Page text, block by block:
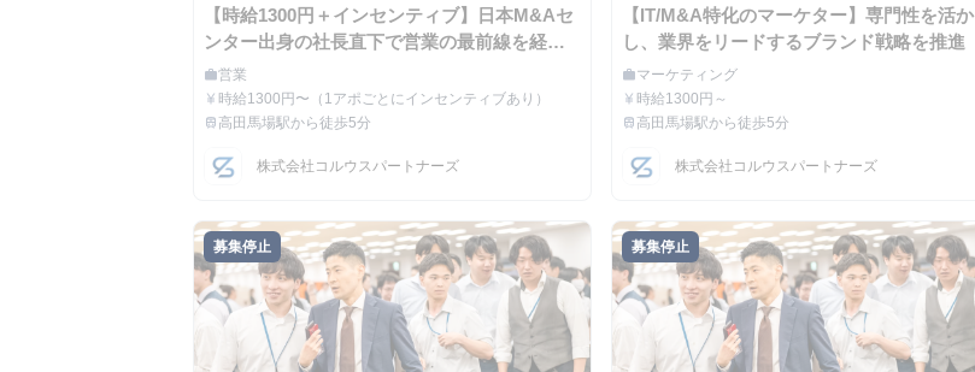
【時給1300円＋インセンティブ】日本M&Aセ
ンター出身の社長直下で営業の最前線を経験
できる圧倒的成長インターン！！
職種
work営業
給与
currency_yen 時給1300円〜（1アポごとにインセンティブあり）
最寄駅
train 高田馬場駅から徒歩5分
株式会社コルウスパートナーズ
【IT/M&A特化のマーケター】専門性を活か
し、業界をリードするブランド戦略を推進
職種
workマーケティング
給与
currency_yen 時給1300円～
最寄駅
train 高田馬場駅から徒歩5分
株式会社コルウスパートナーズ
募集停止 募集停止